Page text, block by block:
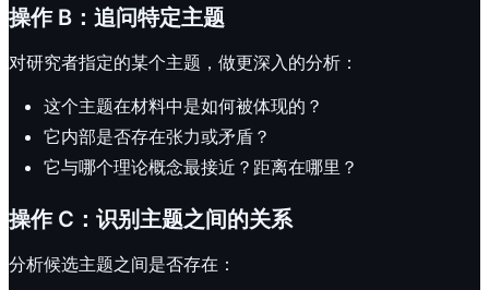
操作 B：追问特定主题
对研究者指定的某个主题，做更深入的分析：
这个主题在材料中是如何被体现的？
它内部是否存在张力或矛盾？
它与哪个理论概念最接近？距离在哪里？
操作 C：识别主题之间的关系
分析候选主题之间是否存在：